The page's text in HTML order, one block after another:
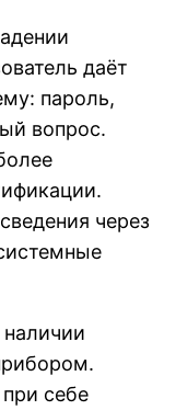
даёт
пароль,
вопрос.
через
себе